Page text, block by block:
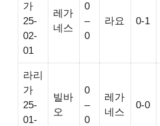
가
25-
02-
01
레가
네스
0
–
0
라요 0-1
라리
가
25-
01-
빌바
오
0
–
0
레가
네스
0-0